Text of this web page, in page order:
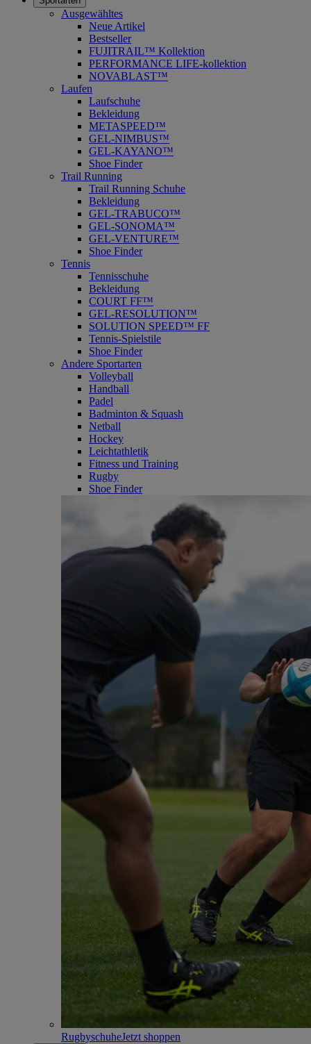
Ausgewähltes
Neue Artikel
Bestseller
FUJITRAIL™ Kollektion
PERFORMANCE LIFE-kollektion
NOVABLAST™
Laufen
Laufschuhe
Bekleidung
METASPEED™
GEL-NIMBUS™
GEL-KAYANO™
Shoe Finder
Trail Running
Trail Running Schuhe
Bekleidung
GEL-TRABUCO™
GEL-SONOMA™
GEL-VENTURE™
Shoe Finder
Tennis
Tennisschuhe
Bekleidung
COURT FF™
GEL-RESOLUTION™
SOLUTION SPEED™ FF
Tennis-Spielstile
Shoe Finder
Andere Sportarten
Volleyball
Handball
Padel
Badminton & Squash
Netball
Hockey
Leichtathletik
Fitness und Training
Rugby
Shoe Finder
RugbyschuheJetzt shoppen